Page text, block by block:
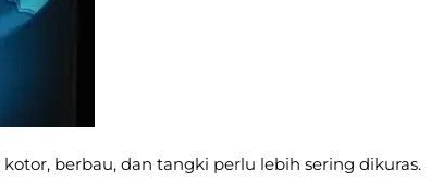
berbau, dan tangki perlu lebih sering dikuras.